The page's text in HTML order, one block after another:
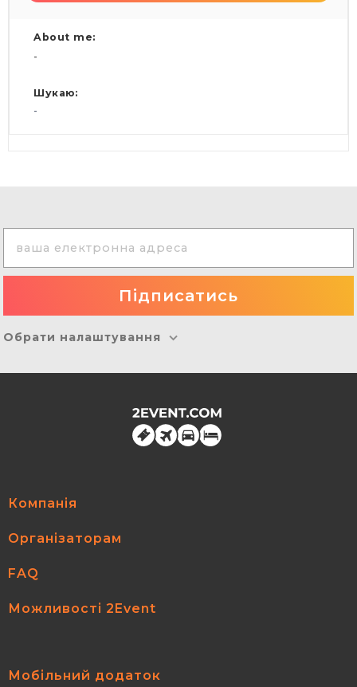
About me:
-
Шукаю:
-
Обрати налаштування
Компанія
Організаторам
FAQ
Можливості 2Event
Мобільний додаток